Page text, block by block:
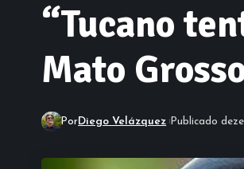
“Tucano
Mato
PorDiego Velázquez Publicado